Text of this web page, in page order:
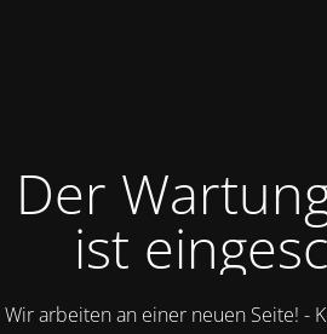
Der
ist
Wir arbeiten an einer neuen Seite! -